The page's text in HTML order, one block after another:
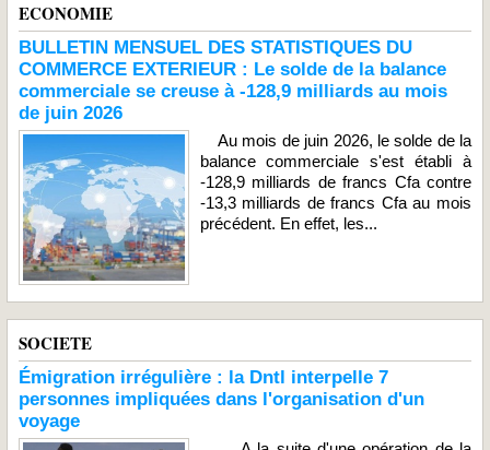
ECONOMIE
BULLETIN MENSUEL DES STATISTIQUES DU
COMMERCE EXTERIEUR : Le solde de la balance
commerciale se creuse à -128,9 milliards au mois
de juin 2026
Au mois de juin 2026, le solde de la
balance commerciale s'est établi à
-128,9 milliards de francs Cfa contre
-13,3 milliards de francs Cfa au mois
précédent. En effet, les...
SOCIETE
Émigration irrégulière : la Dntl interpelle 7
personnes impliquées dans l'organisation d'un
voyage